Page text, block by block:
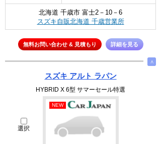
北海道 千歳市 富士2－10－6
スズキ自販北海道 千歳営業所
無料お問い合わせ & 見積もり 詳細を見る
∧
スズキ アルト ラパン
HYBRID X 6型 サマーセール特選
選択
NEW